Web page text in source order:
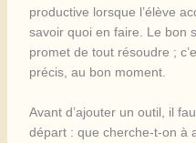
productive lorsque l’élève
savoir quoi en faire. Le bon
promet de tout résoudre ;
précis, au bon moment.
Avant d’ajouter un outil, il
départ : que cherche-t-on à